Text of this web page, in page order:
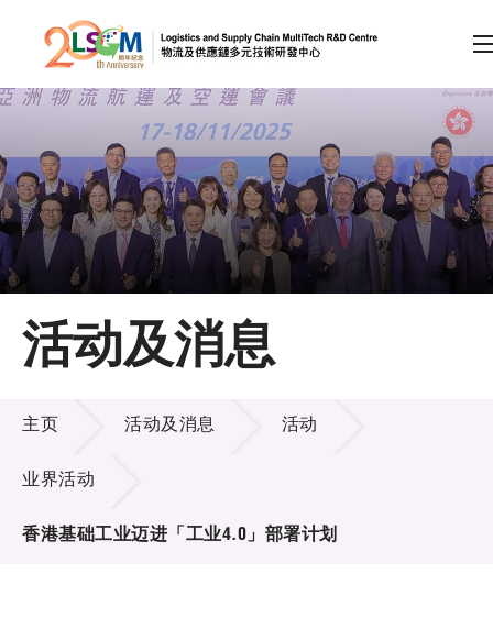
跳到内容（按回车键）
会员登录
A A EN 繁 简
主页
关于LSCM
技术商品化
项目及资助计划
活动及消息
活动及消息
主页 活动及消息 活动
业界活动
香港基础工业迈进「工业4.0」部署计划